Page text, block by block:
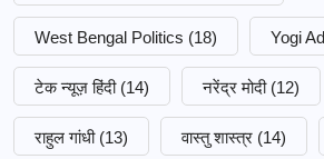
West Bengal Politics (18) Yogi
टेक न्यूज़ हिंदी (14) नरेंद्र मोदी (12)
राहुल गांधी (13) वास्तु शास्त्र (14)